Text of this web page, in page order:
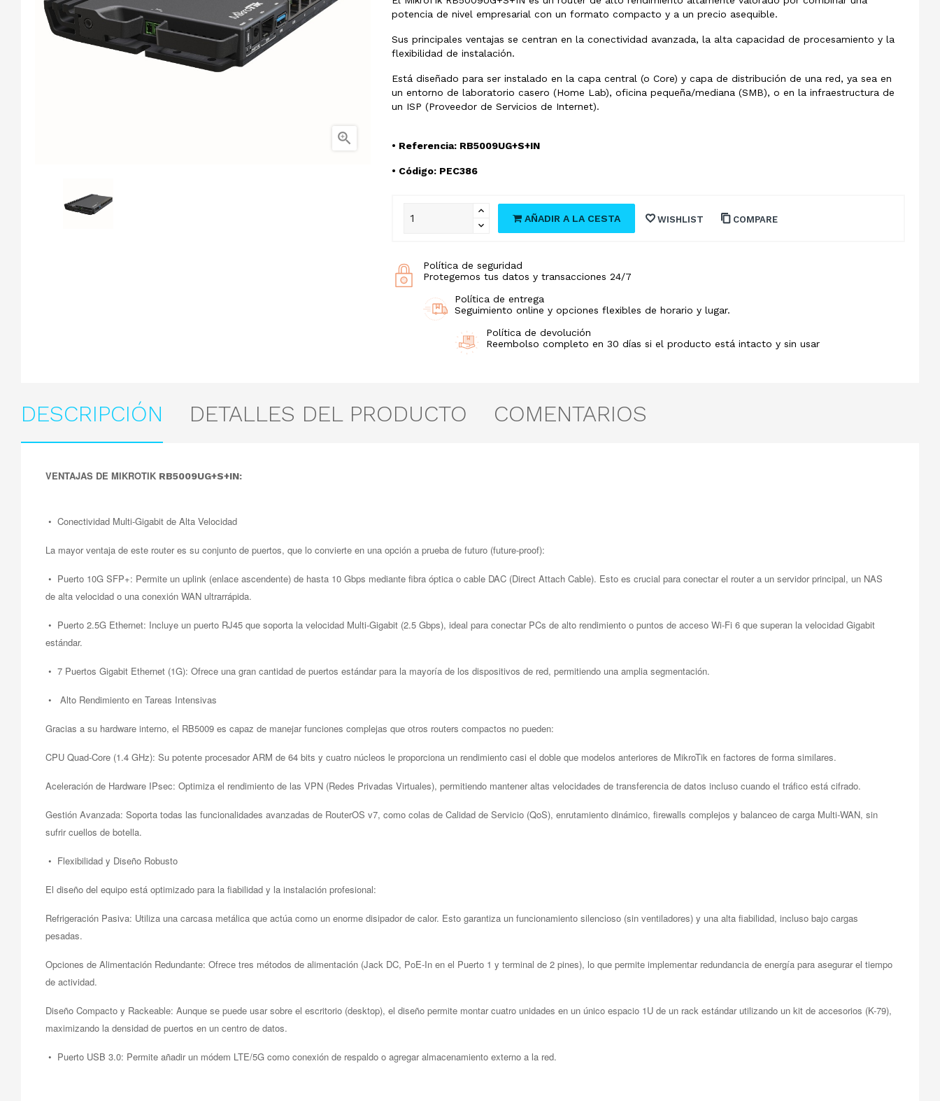

potencia de nivel empresarial con un formato compacto y a un precio asequible.
Sus principales ventajas se centran en la conectividad avanzada, la alta capacidad de procesamiento y la
flexibilidad de instalación.
Está diseñado para ser instalado en la capa central (o Core) y capa de distribución de una red, ya sea en
un entorno de laboratorio casero (Home Lab), oficina pequeña/mediana (SMB), o en la infraestructura de
un ISP (Proveedor de Servicios de Internet).
• Referencia: RB5009UG+S+IN
• Código: PEC386
AÑADIR A LA CESTA WISHLIST COMPARE
Política de seguridad
Protegemos tus datos y transacciones 24/7
Política de entrega
Seguimiento online y opciones flexibles de horario y lugar.
Política de devolución
Reembolso completo en 30 días si el producto está intacto y sin usar
DESCRIPCIÓN DETALLES DEL PRODUCTO COMENTARIOS
VENTAJAS DE MIKROTIK RB5009UG+S+IN:
• Conectividad Multi-Gigabit de Alta Velocidad
La mayor ventaja de este router es su conjunto de puertos, que lo convierte en una opción a prueba de futuro (future-proof):
• Puerto 10G SFP+: Permite un uplink (enlace ascendente) de hasta 10 Gbps mediante fibra óptica o cable DAC (Direct Attach Cable). Esto es crucial para conectar el router a un servidor principal, un NAS
de alta velocidad o una conexión WAN ultrarrápida.
• Puerto 2.5G Ethernet: Incluye un puerto RJ45 que soporta la velocidad Multi-Gigabit (2.5 Gbps), ideal para conectar PCs de alto rendimiento o puntos de acceso Wi-Fi 6 que superan la velocidad Gigabit
estándar.
• 7 Puertos Gigabit Ethernet (1G): Ofrece una gran cantidad de puertos estándar para la mayoría de los dispositivos de red, permitiendo una amplia segmentación.
• Alto Rendimiento en Tareas Intensivas
Gracias a su hardware interno, el RB5009 es capaz de manejar funciones complejas que otros routers compactos no pueden:
CPU Quad-Core (1.4 GHz): Su potente procesador ARM de 64 bits y cuatro núcleos le proporciona un rendimiento casi el doble que modelos anteriores de MikroTik en factores de forma similares.
Aceleración de Hardware IPsec: Optimiza el rendimiento de las VPN (Redes Privadas Virtuales), permitiendo mantener altas velocidades de transferencia de datos incluso cuando el tráfico está cifrado.
Gestión Avanzada: Soporta todas las funcionalidades avanzadas de RouterOS v7, como colas de Calidad de Servicio (QoS), enrutamiento dinámico, firewalls complejos y balanceo de carga Multi-WAN, sin
sufrir cuellos de botella.
• Flexibilidad y Diseño Robusto
El diseño del equipo está optimizado para la fiabilidad y la instalación profesional:
Refrigeración Pasiva: Utiliza una carcasa metálica que actúa como un enorme disipador de calor. Esto garantiza un funcionamiento silencioso (sin ventiladores) y una alta fiabilidad, incluso bajo cargas
pesadas.
Opciones de Alimentación Redundante: Ofrece tres métodos de alimentación (Jack DC, PoE-In en el Puerto 1 y terminal de 2 pines), lo que permite implementar redundancia de energía para asegurar el tiempo
de actividad.
Diseño Compacto y Rackeable: Aunque se puede usar sobre el escritorio (desktop), el diseño permite montar cuatro unidades en un único espacio 1U de un rack estándar utilizando un kit de accesorios (K-79),
maximizando la densidad de puertos en un centro de datos.
• Puerto USB 3.0: Permite añadir un módem LTE/5G como conexión de respaldo o agregar almacenamiento externo a la red.